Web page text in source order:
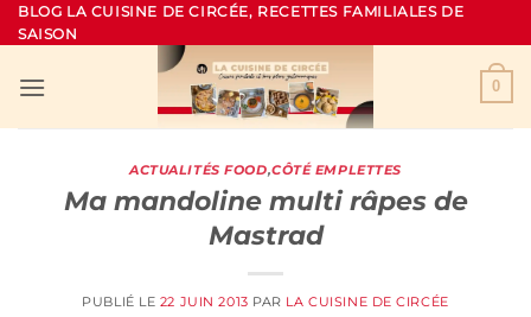
Passer
au
BLOG LA CUISINE DE CIRCÉE, RECETTES FAMILIALES DE
SAISON
0
ACTUALITÉS FOOD,CÔTÉ EMPLETTES
Ma mandoline multi râpes de
Mastrad
PUBLIÉ LE 22 JUIN 2013 PAR LA CUISINE DE CIRCÉE